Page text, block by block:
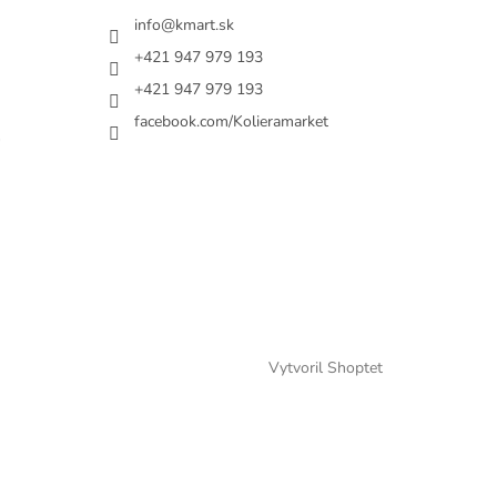
info@kmart.sk
+421 947 979 193
+421 947 979 193
facebook.com/Kolieramarket
Vytvoril Shoptet